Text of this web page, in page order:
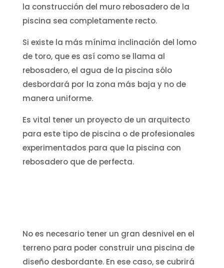
la construcción del muro rebosadero de la
piscina sea completamente recto.
Si existe la más mínima inclinación del lomo
de toro, que es así como se llama al
rebosadero, el agua de la piscina sólo
desbordará por la zona más baja y no de
manera uniforme.
Es vital tener un proyecto de un arquitecto
para este tipo de piscina o de profesionales
experimentados para que la piscina con
rebosadero que de perfecta.
No es necesario tener un gran desnivel en el
terreno para poder construir una piscina de
diseño desbordante. En ese caso, se cubrirá